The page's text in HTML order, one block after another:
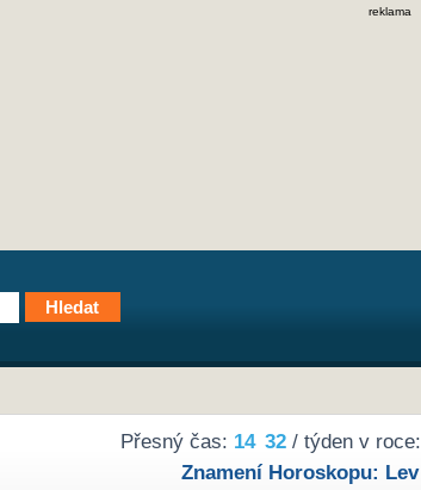
reklama
Přesný čas: 14 32/ týden v roce:
Znamení Horoskopu: Lev